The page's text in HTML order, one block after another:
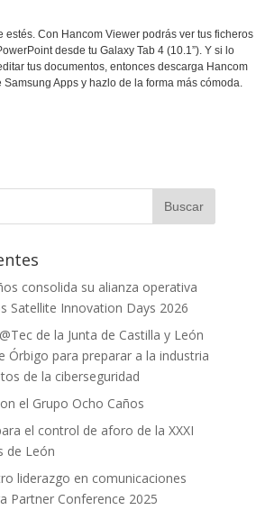
estés. Con Hancom Viewer podrás ver tus ficheros
desde tu Galaxy Tab 4 (10.1”). Y si lo
tus documentos, entonces descarga Hancom
Samsung Apps y hazlo de la forma más cómoda.
consolida su alianza operativa
Satellite Innovation Days 2026
de la Junta de Castilla y León
Órbigo para preparar a la industria
de la ciberseguridad
el Grupo Ocho Caños
el control de aforo de la XXXI
de León
liderazgo en comunicaciones
Partner Conference 2025